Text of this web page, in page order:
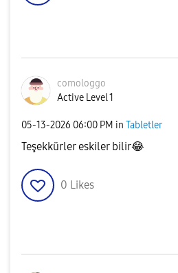
comologgo
Active Level 1
‎05-13-2026 06:00 PM in Tabletler
Teşekkürler eskiler bilir😂
0 Likes